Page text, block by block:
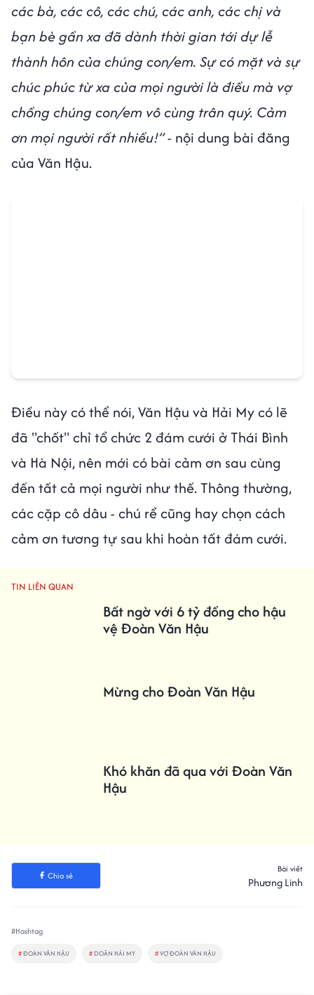
các bà, các cô, các chú, các anh, các chị và
bạn bè gần xa đã dành thời gian tới dự lễ
thành hôn của chúng con/em. Sự có mặt và sự
chúc phúc từ xa của mọi người là điều mà vợ
chồng chúng con/em vô cùng trân quý. Cảm
ơn mọi người rất nhiều!” - nội dung bài đăng
của Văn Hậu.
Điều này có thể nói, Văn Hậu và Hải My có lẽ
đã "chốt" chỉ tổ chức 2 đám cưới ở Thái Bình
và Hà Nội, nên mới có bài cảm ơn sau cùng
đến tất cả mọi người như thế. Thông thường,
các cặp cô dâu - chú rể cũng hay chọn cách
cảm ơn tương tự sau khi hoàn tất đám cưới.
TIN LIÊN QUAN
Bất ngờ với 6 tỷ đồng cho hậu
vệ Đoàn Văn Hậu
Mừng cho Đoàn Văn Hậu
Khó khăn đã qua với Đoàn Văn
Hậu
Chia sẻ
Bài viết
Phương Linh
#Hashtag
#ĐOÀN VĂN HẬU # DOÃN HẢI MY #VỢ ĐOÀN VĂN HẬU